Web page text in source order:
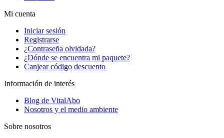
Mi cuenta
Iniciar sesión
Registrarse
¿Contraseña olvidada?
¿Dónde se encuentra mi paquete?
Canjear código descuento
Información de interés
Blog de VitalAbo
Nosotros y el medio ambiente
Sobre nosotros